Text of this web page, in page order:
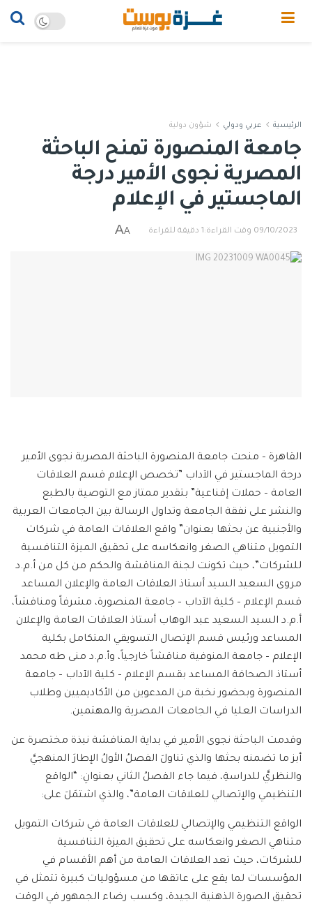
الرئيسية عربي ودولي شؤون دولية
جامعة المنصورة تمنح الباحثة
المصرية نجوى الأمير درجة
الماجستير في الإعلام
09/10/2023 وقت القراءة:1 دقيقة للقراءة A
A
القاهرة – منحت جامعة المنصورة الباحثة المصرية نجوى الأمير
درجة الماجستير في الآداب ”تخصص الإعلام قسم العلاقات
العامة – حملات إقناعية” بتقدير ممتاز مع التوصية بالطبع
والنشر على نفقة الجامعة وتداول الرسالة بين الجامعات العربية
والأجنبية عن بحثها بعنوان” واقع العلاقات العامة في شركات
التمويل متناهي الصغر وانعكاسه على تحقيق الميزة التنافسية
للشركات”، حيث تكونت لجنة المناقشة والحكم من كل من أ.م.د
مروى السعيد السيد أستاذ العلاقات العامة والإعلان المساعد
قسم الإعلام – كلية الآداب – جامعة المنصورة، مشرفاً ومناقشاً،
أ.م.د السيد السعيد عبد الوهاب أستاذ العلاقات العامة والإعلان
المساعد ورئيس قسم الإتصال التسويقي المتكامل بكلية
الإعلام – جامعة المنوفية مناقشاً خارجياً، وأ.م.د منى طه محمد
أستاذ الصحافة المساعد بقسم الإعلام – كلية الآداب – جامعة
المنصورة وبحضور نخبة من المدعوين من الأكاديميين وطلاب
الدراسات العليا في الجامعات المصرية والمهتمين.
وقدمت الباحثة نجوى الأمير في بداية المناقشة نبذة مختصرة عن
أبز ما تضمنه بحثها والذي تناولَ الفصلُ الأولُ الإطارَ المنهجيَّ
والنظريَّ للدراسةِ، فيما جاء الفصلُ الثاني بعنوانِ: “الواقع
التنظيمي والإتصالي للعلاقات العامة”، والذي اشتمَلَ على:
الواقع التنظيمي والإتصالي للعلاقات العامة في شركات التمويل
متناهي الصغر وانعكاسه على تحقيق الميزة التنافسية
للشركات، حيث تعد العلاقات العامة من أهم الأقسام في
المؤسسات لما يقع على عاتقها من مسؤوليات كبيرة تتمثل في
تحقيق الصورة الذهنية الجيدة، وكسب رضاء الجمهور في الوقت